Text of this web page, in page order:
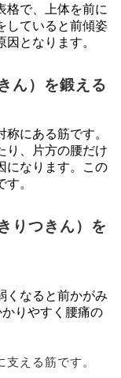
格で、上体を前に
していると前傾姿
となります。
ん）を鍛える
にある筋です。
り、片方の腰だけ
になります。この
。
りつきん）を
なると前かがみ
りやすく腰痛の
える筋です。